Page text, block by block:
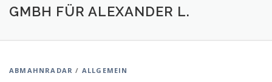
MEDIEN IMPRESSUM
GMBH FÜR ALEXANDER L.
ABMAHNRADAR / ALLGEMEIN